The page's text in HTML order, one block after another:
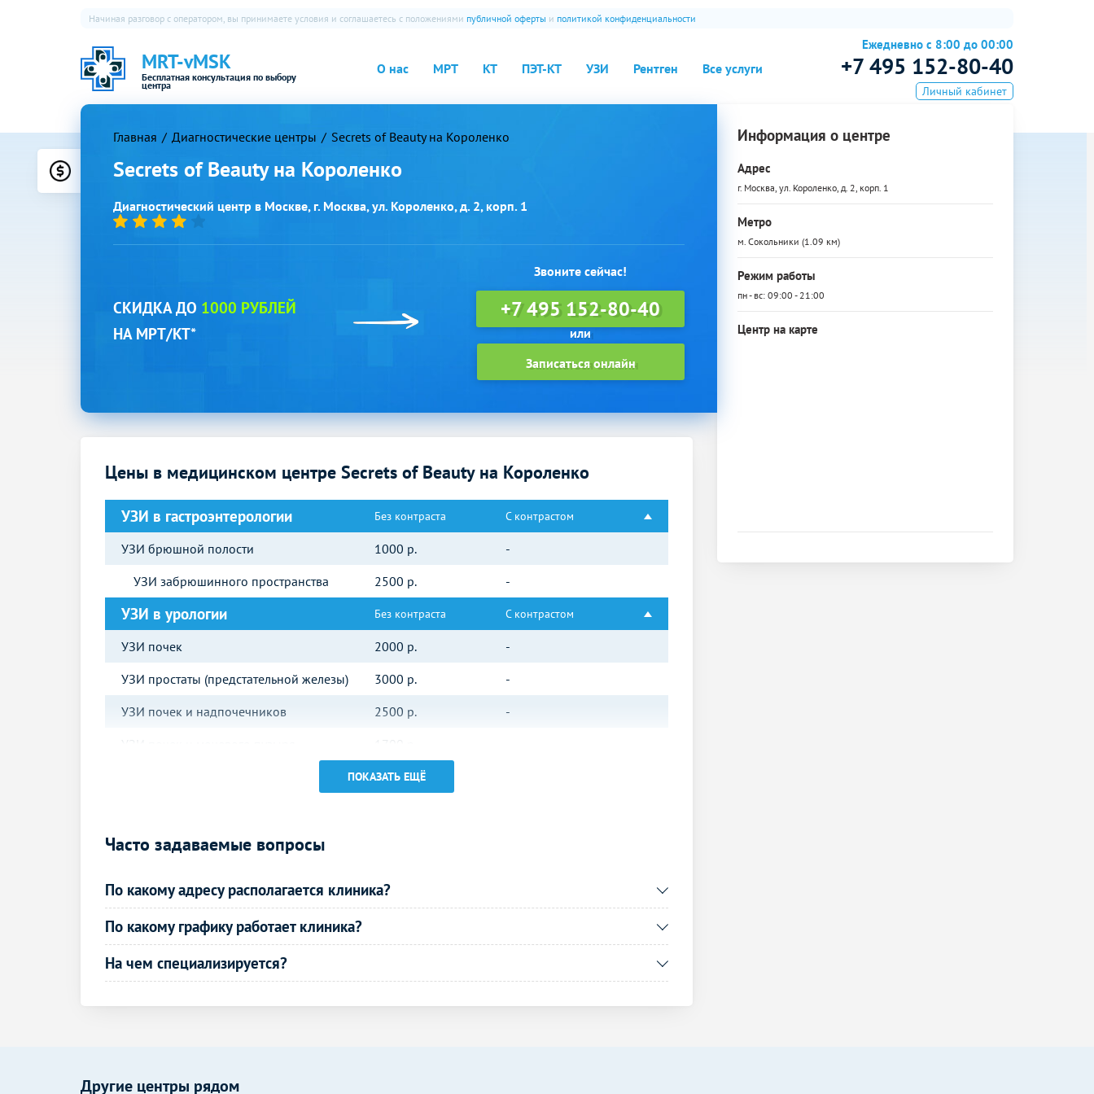
MRT-vMSK
Бесплатная консультация по выбору
центра
О нас МРТ КТ ПЭТ-КТ УЗИ Рентген Все услуги
Начиная разговор с оператором, вы принимаете условия и соглашаетесь с положениями публичной оферты и политикой конфиденциальности
Ежедневно с 8:00 до 00:00
+7 495 152-80-40
Личный кабинет
Цены
Главная Диагностические центры Secrets of Beauty на Короленко
Secrets of Beauty на Короленко
Диагностический центр в Москве, г. Москва, ул. Короленко, д. 2, корп. 1
СКИДКА ДО 1000 РУБЛЕЙ
НА МРТ/КТ*
Звоните сейчас!
+7 495 152-80-40
Записаться онлайн
Информация о центре
Адрес
г. Москва, ул. Короленко, д. 2, корп. 1
Метро
м. Сокольники (1.09 км)
Режим работы
пн - вс: 09:00 - 21:00
Центр на карте
Цены в медицинском центре Secrets of Beauty на Короленко
УЗИ в гастроэнтерологии Без контраста С контрастом
УЗИ брюшной полости 1000 р.
-
УЗИ забрюшинного пространства
2500 р. -
УЗИ в урологии Без контраста С контрастом
УЗИ почек 2000 р.
-
УЗИ простаты (предстательной железы)
3000 р.
-
УЗИ почек и надпочечников
2500 р.
-
УЗИ простаты (предстательной железы)
2000 р.
конечностей, зон, отделов тела
УЗИ щитовидной железы
2000р.
-
УЗИ надпочечников
УЗИ селезенки
УЗИ лимфатических узлов Без контраста С контрастом
ПОКАЗАТЬ ЕЩЁ
Часто задаваемые вопросы
По какому адресу располагается клиника?
По какому графику работает клиника?
На чем специализируется?
Другие центры рядом